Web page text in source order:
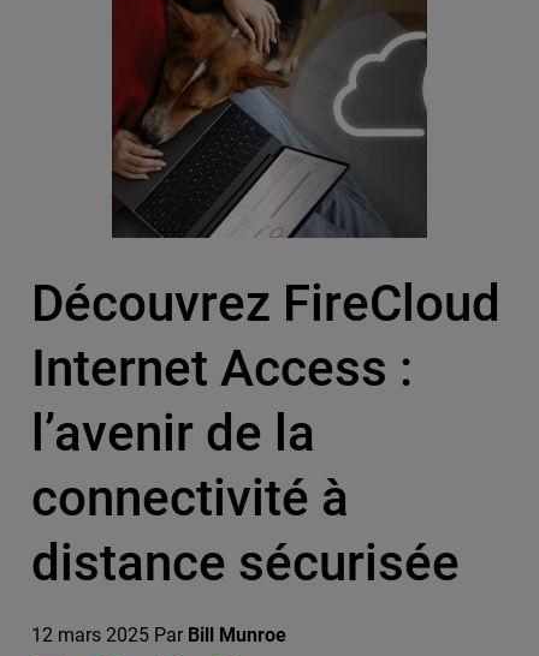
Découvrez FireCloud
Internet Access :
l’avenir de la
connectivité à
distance sécurisée
12 mars 2025 Par Bill Munroe